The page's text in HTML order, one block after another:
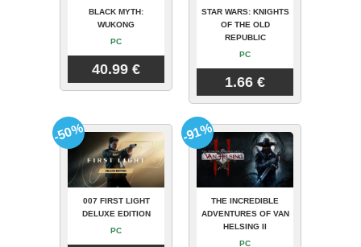
BLACK MYTH:
WUKONG
PC
40.99 €
STAR WARS: KNIGHTS
OF THE OLD
REPUBLIC
PC
1.66 €
007 FIRST LIGHT
DELUXE EDITION
PC
-50%
THE INCREDIBLE
ADVENTURES OF VAN
HELSING II
PC
-91%